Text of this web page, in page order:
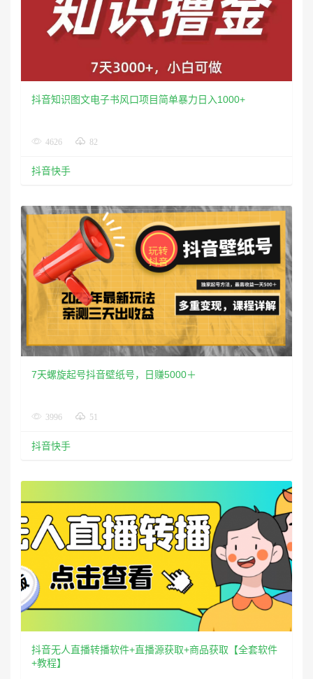
抖音知识图文电子书风口项目简单暴力日入1000+
4626 82
抖音快手
7天螺旋起号抖音壁纸号，日赚5000＋
3996 51
抖音快手
抖音无人直播转播软件+直播源获取+商品获取【全套软件
+教程】